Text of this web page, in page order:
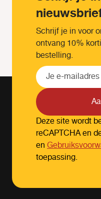
Schrijf je in voor
ontvang 10%
bestelling.
Deze site wordt
reCAPTCHA en
en
toepassing.